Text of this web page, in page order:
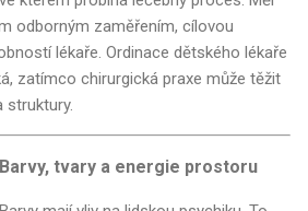
odborným zaměřením, cílovou
lékaře. Ordinace dětského lékaře
zatímco chirurgická praxe může těžit
struktury.
Barvy, tvary a energie prostoru